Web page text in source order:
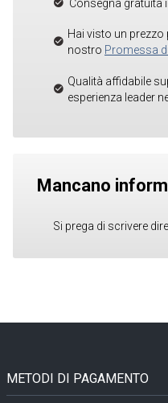
Consegna gratuita
Hai visto un prezzo
nostro Promessa
Qualità affidabile
esperienza leader
Mancano
Si prega di scrivere
METODI DI PAGAMENTO